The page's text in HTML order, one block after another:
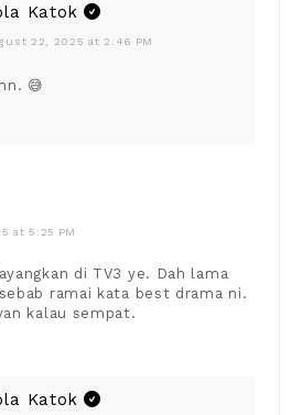
Katok
22, 2025 at 2:46 PM
😅
at 5:25 PM
di TV3 ye. Dah lama
ramai kata best drama ni.
kalau sempat.
Katok